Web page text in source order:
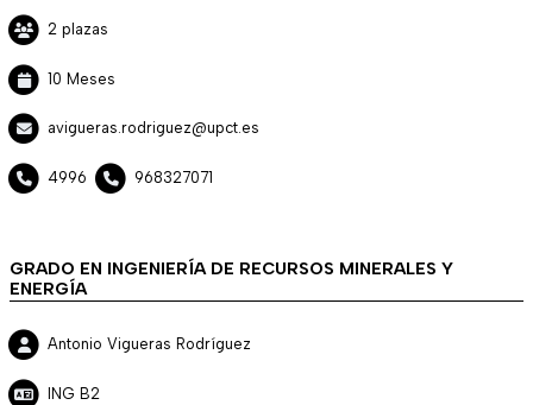
2 plazas
10 Meses
avigueras.rodriguez@upct.es
4996 968327071
GRADO EN INGENIERÍA DE RECURSOS MINERALES Y
ENERGÍA
Antonio Vigueras Rodríguez
ING B2